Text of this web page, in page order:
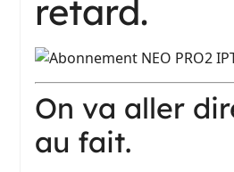
retard.
On va aller
au fait.